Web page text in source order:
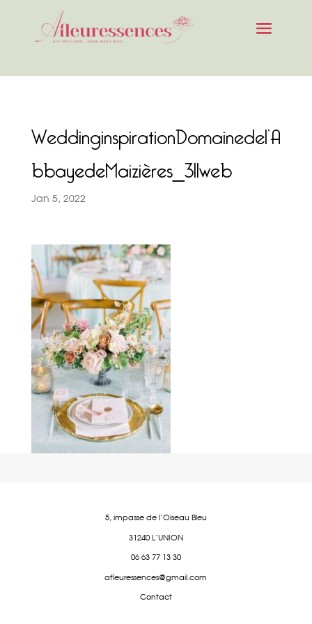
WeddinginspirationDomainedel’A
bbayedeMaizières_311web
Jan 5, 2022
5, impasse de l'Oiseau Bleu
31240 L'UNION
06 63 77 13 30
afleuressences@gmail.com
Contact